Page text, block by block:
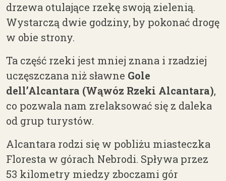
drzewa otulające rzekę swoją zielenią.
Wystarczą dwie godziny, by pokonać drogę
w obie strony.
Ta część rzeki jest mniej znana i rzadziej
uczęszczana niż sławne Gole
dell’Alcantara (Wąwóz Rzeki Alcantara),
co pozwala nam zrelaksować się z daleka
od grup turystów.
Alcantara rodzi się w pobliżu miasteczka
Floresta w górach Nebrodi. Spływa przez
53 kilometry miedzy zboczami gór